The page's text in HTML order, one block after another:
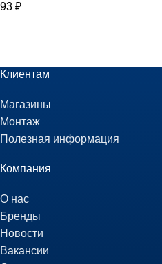
93 ₽
Клиентам
Магазины
Монтаж
Полезная информация
Компания
О нас
Бренды
Новости
Вакансии